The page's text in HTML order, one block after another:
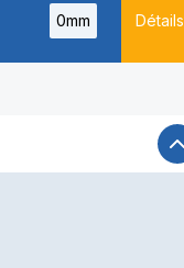
0mm Détails